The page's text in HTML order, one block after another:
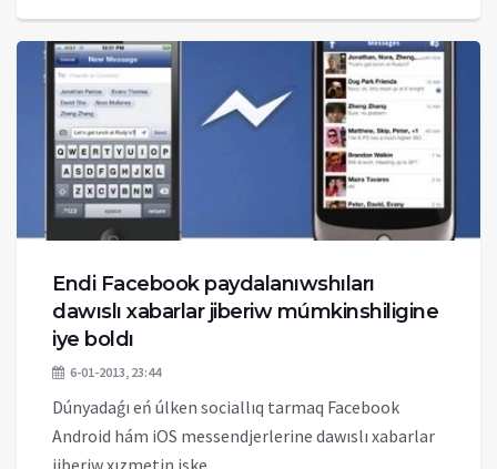
Endi Facebook paydalanıwshıları
dawıslı xabarlar jiberiw múmkinshiligine
iye boldı
6-01-2013, 23:44
Dúnyadaǵı eń úlken sociallıq tarmaq Facebook
Android hám iOS messendjerlerine dawıslı xabarlar
jiberiw xızmetin iske ...